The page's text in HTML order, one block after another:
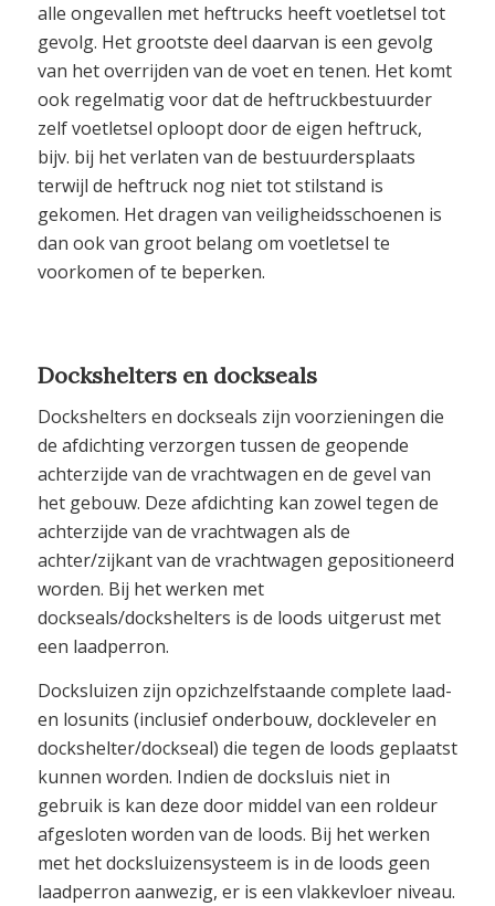
alle ongevallen met heftrucks heeft voetletsel tot
gevolg. Het grootste deel daarvan is een gevolg
van het overrijden van de voet en tenen. Het komt
ook regelmatig voor dat de heftruckbestuurder
zelf voetletsel oploopt door de eigen heftruck,
bijv. bij het verlaten van de bestuurdersplaats
terwijl de heftruck nog niet tot stilstand is
gekomen. Het dragen van veiligheidsschoenen is
dan ook van groot belang om voetletsel te
voorkomen of te beperken.
Dockshelters en dockseals
Dockshelters en dockseals zijn voorzieningen die
de afdichting verzorgen tussen de geopende
achterzijde van de vrachtwagen en de gevel van
het gebouw. Deze afdichting kan zowel tegen de
achterzijde van de vrachtwagen als de
achter/zijkant van de vrachtwagen gepositioneerd
worden. Bij het werken met
dockseals/dockshelters is de loods uitgerust met
een laadperron.
Docksluizen zijn opzichzelfstaande complete laad-
en losunits (inclusief onderbouw, dockleveler en
dockshelter/dockseal) die tegen de loods geplaatst
kunnen worden. Indien de docksluis niet in
gebruik is kan deze door middel van een roldeur
afgesloten worden van de loods. Bij het werken
met het docksluizensysteem is in de loods geen
laadperron aanwezig, er is een vlakkevloer niveau.